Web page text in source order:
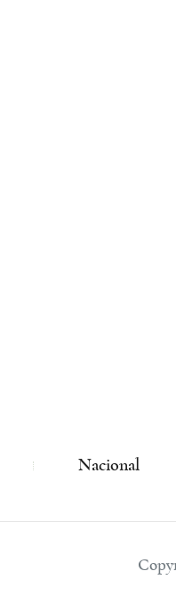
Nacional